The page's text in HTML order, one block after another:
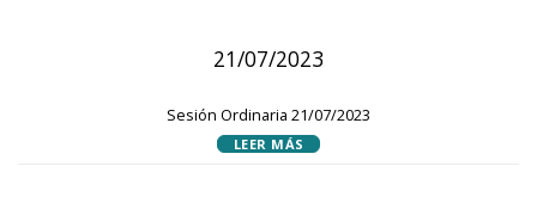
21/07/2023
Sesión Ordinaria 21/07/2023
LEER MÁS